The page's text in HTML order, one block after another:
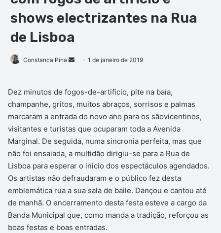
shows electrizantes na Rua
de Lisboa
Constanca Pina
d
e
u
m
e
-
m
a
i
l
1 de janeiro de 2019
Dez minutos de fogos-de-artifício, pite na baía,
champanhe, gritos, muitos abraços, sorrisos e palmas
marcaram a entrada do novo ano para os sãovicentinos,
visitantes e turistas que ocuparam toda a Avenida
Marginal. De seguida, numa sincronia perfeita, mas que
não foi ensaiada, a multidão dirigiu-se para a Rua de
Lisboa para esperar o inicio dos espectáculos agendados.
Os artistas não defraudaram e o público fez desta
emblemática rua a sua sala de baile. Dançou e cantou até
de manhã. O encerramento desta festa esteve a cargo da
Banda Municipal que, como manda a tradição, reforçou as
boas festas e boas entradas.